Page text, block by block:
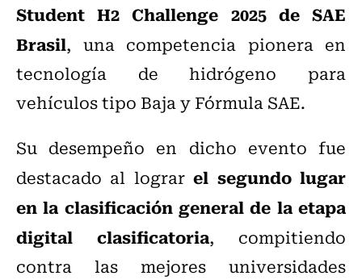
Student H2 Challenge 2025 de SAE
Brasil, una competencia pionera en
tecnología de hidrógeno para
vehículos tipo Baja y Fórmula SAE.
Su desempeño en dicho evento fue
destacado al lograrel segundo lugar
en la clasificación general de la etapa
digital clasificatoria, compitiendo
contra las mejores universidades